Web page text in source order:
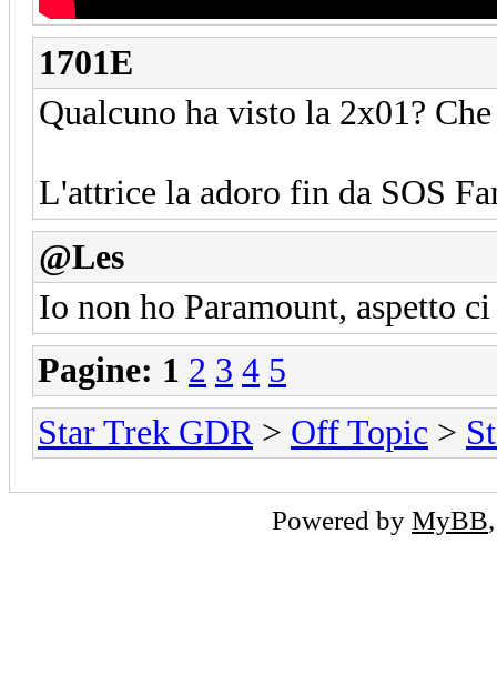
1701E
Qualcuno ha visto la 2x01?
L'attrice la adoro fin da SOS
@Les
Io non ho Paramount, aspetto
Pagine: 1 2 3 4 5
Star Trek GDR > Off Topic >
Powered by MyBB